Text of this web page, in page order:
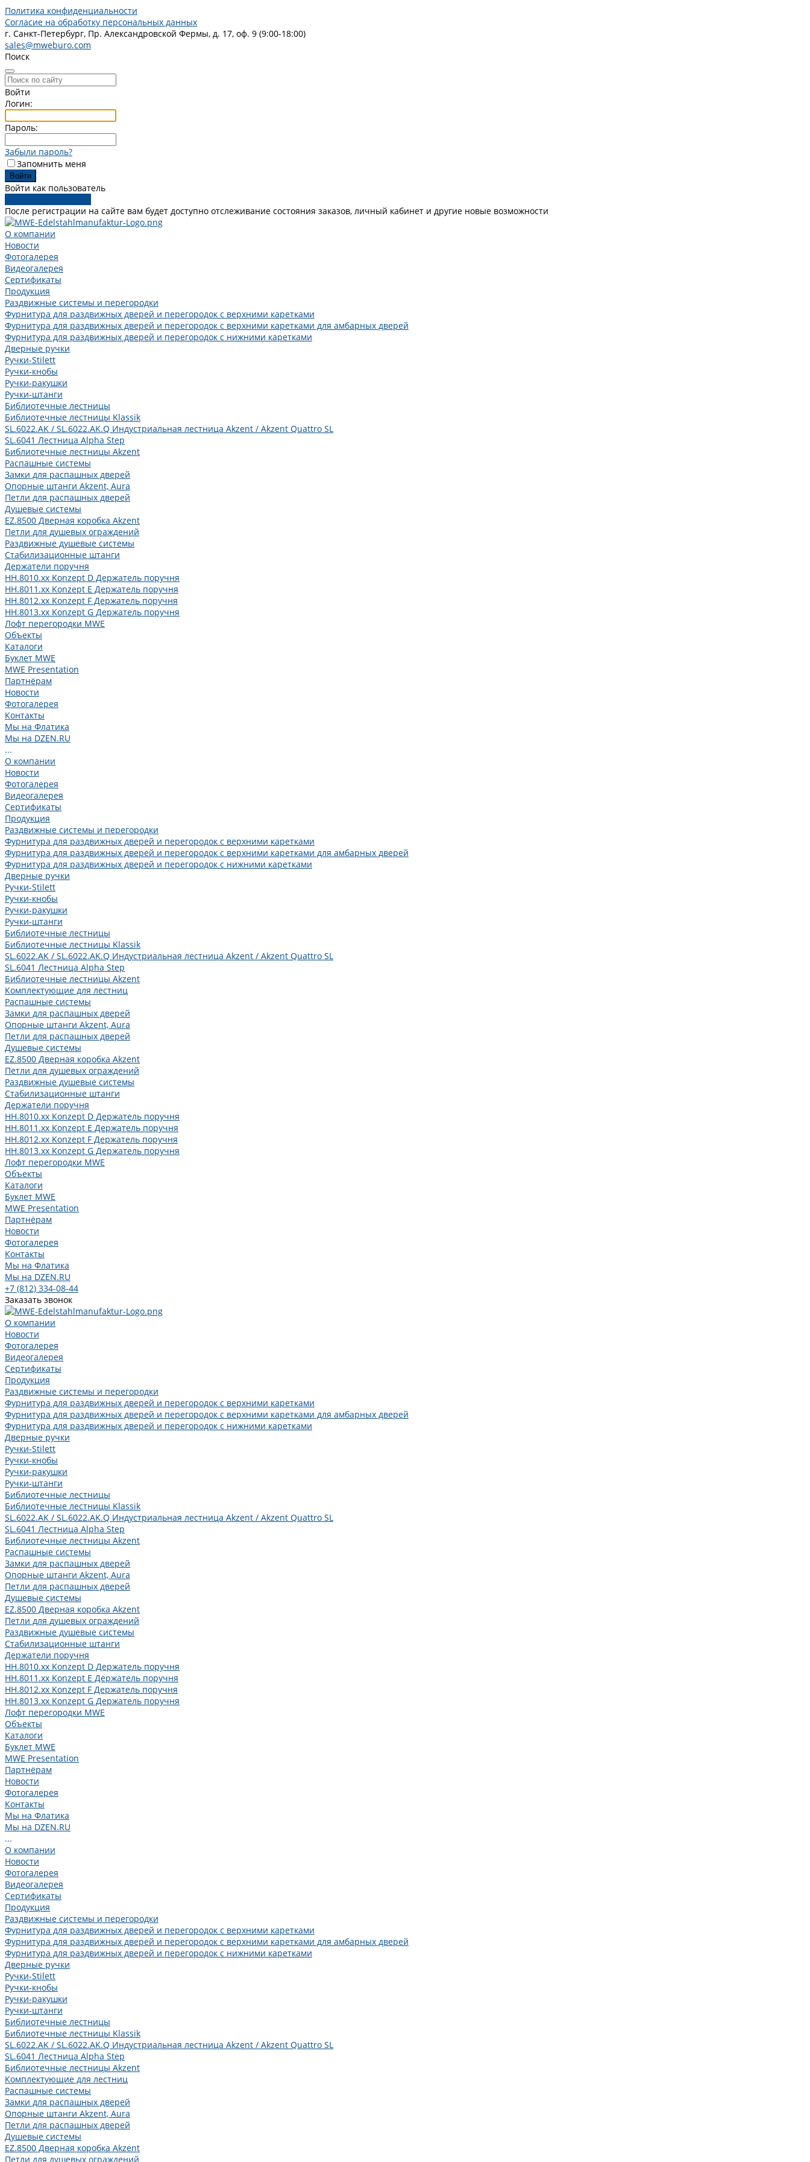
Политика конфиденциальности
Согласие на обработку персональных данных
г. Санкт-Петербург, Пр. Александровской Фермы, д. 17, оф. 9 (9:00-18:00)
sales@mweburo.com
Поиск
Войти
Логин:
Пароль:
Забыли пароль?
Запомнить меня
Войти как пользователь
После регистрации на сайте вам будет доступно отслеживание состояния заказов, личный кабинет и другие новые возможности
О компании
Новости
Фотогалерея
Видеогалерея
Сертификаты
Продукция
Раздвижные системы и перегородки
Фурнитура для раздвижных дверей и перегородок с верхними каретками
Фурнитура для раздвижных дверей и перегородок с верхними каретками для амбарных дверей
Фурнитура для раздвижных дверей и перегородок с нижними каретками
Дверные ручки
Ручки-Stilett
Ручки-кнобы
Ручки-ракушки
Ручки-штанги
Библиотечные лестницы
Библиотечные лестницы Klassik
SL.6022.AK / SL.6022.AK.Q Индустриальная лестница Akzent / Akzent Quattro SL
SL.6041 Лестница Alpha Step
Библиотечные лестницы Akzent
Распашные системы
Замки для распашных дверей
Опорные штанги Akzent, Aura
Петли для распашных дверей
Душевые системы
EZ.8500 Дверная коробка Akzent
Петли для душевых ограждений
Раздвижные душевые системы
Стабилизационные штанги
Держатели поручня
HH.8010.xx Konzept D Держатель поручня
HH.8011.xx Konzept E Держатель поручня
HH.8012.xx Konzept F Держатель поручня
HH.8013.xx Konzept G Держатель поручня
Лофт перегородки MWE
Объекты
Каталоги
Буклет MWE
MWE Presentation
Партнёрам
Новости
Фотогалерея
Контакты
Мы на Флатика
Мы на DZEN.RU
...
О компании
Новости
Фотогалерея
Видеогалерея
Сертификаты
Продукция
Раздвижные системы и перегородки
Фурнитура для раздвижных дверей и перегородок с верхними каретками
Фурнитура для раздвижных дверей и перегородок с верхними каретками для амбарных дверей
Фурнитура для раздвижных дверей и перегородок с нижними каретками
Дверные ручки
Ручки-Stilett
Ручки-кнобы
Ручки-ракушки
Ручки-штанги
Библиотечные лестницы
Библиотечные лестницы Klassik
SL.6022.AK / SL.6022.AK.Q Индустриальная лестница Akzent / Akzent Quattro SL
SL.6041 Лестница Alpha Step
Библиотечные лестницы Akzent
Комплектующие для лестниц
Распашные системы
Замки для распашных дверей
Опорные штанги Akzent, Aura
Петли для распашных дверей
Душевые системы
EZ.8500 Дверная коробка Akzent
Петли для душевых ограждений
Раздвижные душевые системы
Стабилизационные штанги
Держатели поручня
HH.8010.xx Konzept D Держатель поручня
HH.8011.xx Konzept E Держатель поручня
HH.8012.xx Konzept F Держатель поручня
HH.8013.xx Konzept G Держатель поручня
Лофт перегородки MWE
Объекты
Каталоги
Буклет MWE
MWE Presentation
Партнёрам
Новости
Фотогалерея
Контакты
Мы на Флатика
Мы на DZEN.RU
+7 (812) 334-08-44
Заказать звонок
О компании
Новости
Фотогалерея
Видеогалерея
Сертификаты
Продукция
Раздвижные системы и перегородки
Фурнитура для раздвижных дверей и перегородок с верхними каретками
Фурнитура для раздвижных дверей и перегородок с верхними каретками для амбарных дверей
Фурнитура для раздвижных дверей и перегородок с нижними каретками
Дверные ручки
Ручки-Stilett
Ручки-кнобы
Ручки-ракушки
Ручки-штанги
Библиотечные лестницы
Библиотечные лестницы Klassik
SL.6022.AK / SL.6022.AK.Q Индустриальная лестница Akzent / Akzent Quattro SL
SL.6041 Лестница Alpha Step
Библиотечные лестницы Akzent
Распашные системы
Замки для распашных дверей
Опорные штанги Akzent, Aura
Петли для распашных дверей
Душевые системы
EZ.8500 Дверная коробка Akzent
Петли для душевых ограждений
Раздвижные душевые системы
Стабилизационные штанги
Держатели поручня
HH.8010.xx Konzept D Держатель поручня
HH.8011.xx Konzept E Держатель поручня
HH.8012.xx Konzept F Держатель поручня
HH.8013.xx Konzept G Держатель поручня
Лофт перегородки MWE
Объекты
Каталоги
Буклет MWE
MWE Presentation
Партнёрам
Новости
Фотогалерея
Контакты
Мы на Флатика
Мы на DZEN.RU
...
О компании
Новости
Фотогалерея
Видеогалерея
Сертификаты
Продукция
Раздвижные системы и перегородки
Фурнитура для раздвижных дверей и перегородок с верхними каретками
Фурнитура для раздвижных дверей и перегородок с верхними каретками для амбарных дверей
Фурнитура для раздвижных дверей и перегородок с нижними каретками
Дверные ручки
Ручки-Stilett
Ручки-кнобы
Ручки-ракушки
Ручки-штанги
Библиотечные лестницы
Библиотечные лестницы Klassik
SL.6022.AK / SL.6022.AK.Q Индустриальная лестница Akzent / Akzent Quattro SL
SL.6041 Лестница Alpha Step
Библиотечные лестницы Akzent
Комплектующие для лестниц
Распашные системы
Замки для распашных дверей
Опорные штанги Akzent, Aura
Петли для распашных дверей
Душевые системы
EZ.8500 Дверная коробка Akzent
Петли для душевых ограждений